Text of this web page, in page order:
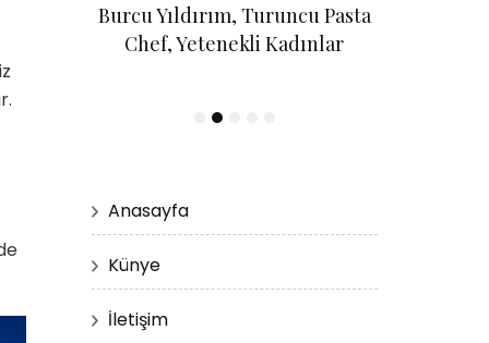
Burcu Yıldırım, Turuncu Pasta
Chef, Yetenekli Kadınlar
Anasayfa
Künye
İletişim